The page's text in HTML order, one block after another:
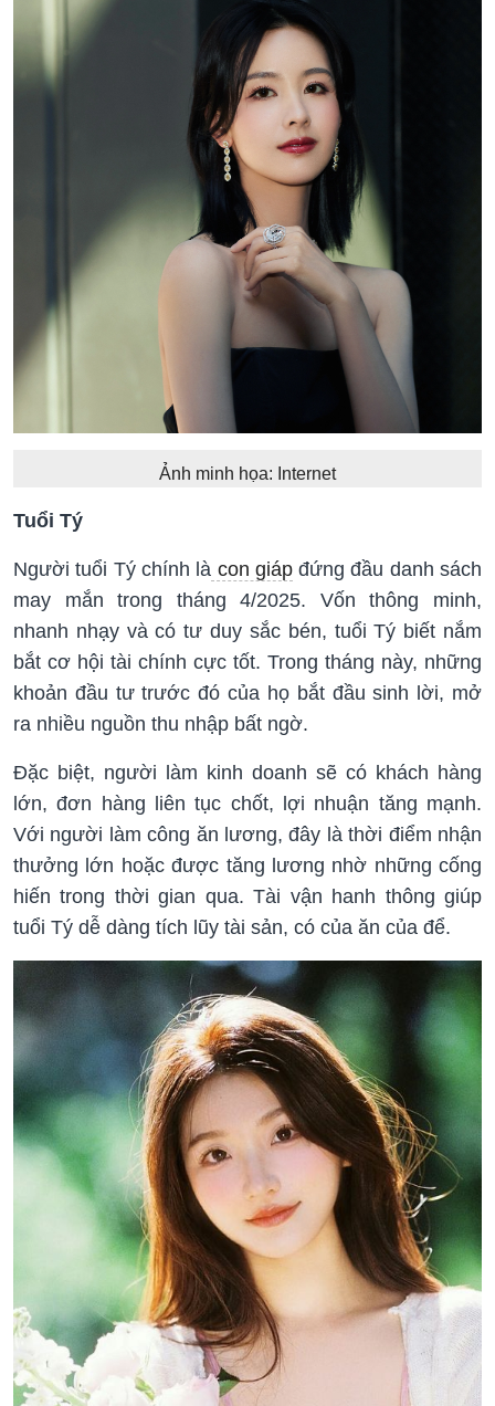
Ảnh minh họa: Internet
Tuổi Tý
Người tuổi Tý chính là con giápđứng đầu danh sách
may mắn trong tháng 4/2025. Vốn thông minh,
nhanh nhạy và có tư duy sắc bén, tuổi Tý biết nắm
bắt cơ hội tài chính cực tốt. Trong tháng này, những
khoản đầu tư trước đó của họ bắt đầu sinh lời, mở
ra nhiều nguồn thu nhập bất ngờ.
Đặc biệt, người làm kinh doanh sẽ có khách hàng
lớn, đơn hàng liên tục chốt, lợi nhuận tăng mạnh.
Với người làm công ăn lương, đây là thời điểm nhận
thưởng lớn hoặc được tăng lương nhờ những cống
hiến trong thời gian qua. Tài vận hanh thông giúp
tuổi Tý dễ dàng tích lũy tài sản, có của ăn của để.